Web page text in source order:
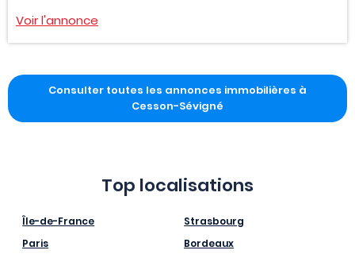
Voir l'annonce
Consulter toutes les annonces immobilières à
Cesson-Sévigné
Top localisations
Île-de-France
Paris
Strasbourg
Bordeaux